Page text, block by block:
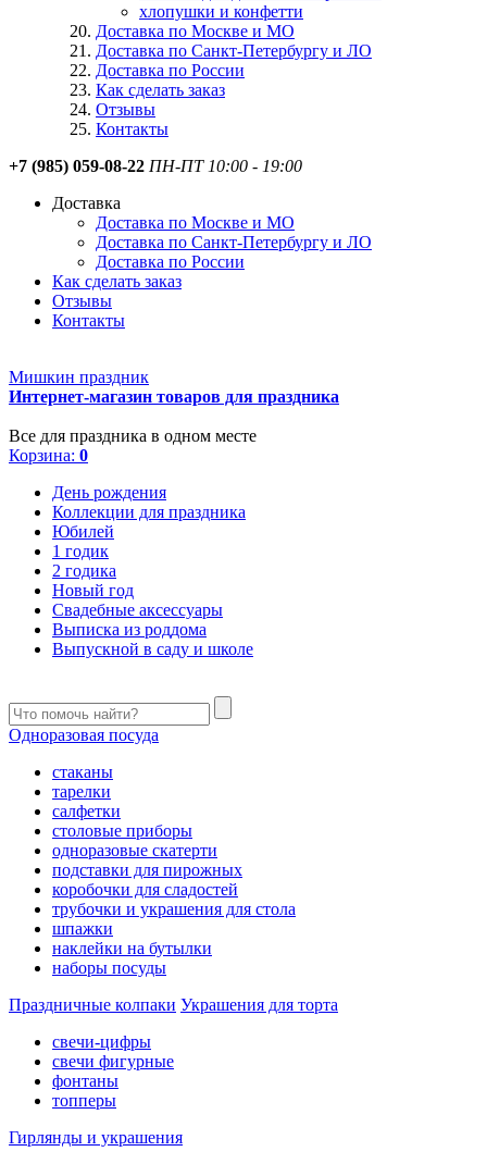
хлопушки и конфетти
Доставка по Москве и МО
Доставка по Санкт-Петербургу и ЛО
Доставка по России
Как сделать заказ
Отзывы
Контакты
+7 (985) 059-08-22 ПН-ПТ 10:00 - 19:00
Доставка
Доставка по Москве и МО
Доставка по Санкт-Петербургу и ЛО
Доставка по России
Как сделать заказ
Отзывы
Контакты
Мишкин праздник
Интернет-магазин товаров для праздника
Все для праздника в одном месте
Корзина: 0
День рождения
Коллекции для праздника
Юбилей
1 годик
2 годика
Новый год
Свадебные аксессуары
Выписка из роддома
Выпускной в саду и школе
Одноразовая посуда
стаканы
тарелки
салфетки
столовые приборы
одноразовые скатерти
подставки для пирожных
коробочки для сладостей
трубочки и украшения для стола
шпажки
наклейки на бутылки
наборы посуды
Праздничные колпаки Украшения для торта
свечи-цифры
свечи фигурные
фонтаны
топперы
Гирлянды и украшения